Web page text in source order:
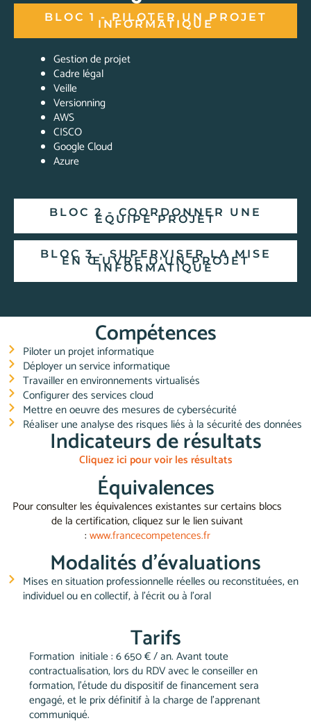
BLOC 1 - PILOTER UN PROJET
INFORMATIQUE
BLOC 2 - COORDONNER UNE
ÉQUIPE PROJET
BLOC 3 - SUPERVISER LA MISE
EN ŒUVRE D'UN PROJET
INFORMATIQUE
Gestion de projet
Cadre légal
Veille
Versionning
AWS
CISCO
Google Cloud
Azure
Compétences
Piloter un projet informatique
Déployer un service informatique
Travailler en environnements virtualisés
Configurer des services cloud
Mettre en oeuvre des mesures de cybersécurité
Réaliser une analyse des risques liés à la sécurité des données
Indicateurs de résultats
Cliquez ici pour voir les résultats
Équivalences
Pour consulter les équivalences existantes sur certains blocs
de la certification, cliquez sur le lien suivant
: www.francecompetences.fr
Modalités d'évaluations
Mises en situation professionnelle réelles ou reconstituées, en
individuel ou en collectif, à l'écrit ou à l'oral
Tarifs
Formation initiale : 6 650€ / an. Avant toute
contractualisation, lors du RDV avec le conseiller en
formation, l’étude du dispositif de financement sera
engagé, et le prix définitif à la charge de l’apprenant
communiqué.